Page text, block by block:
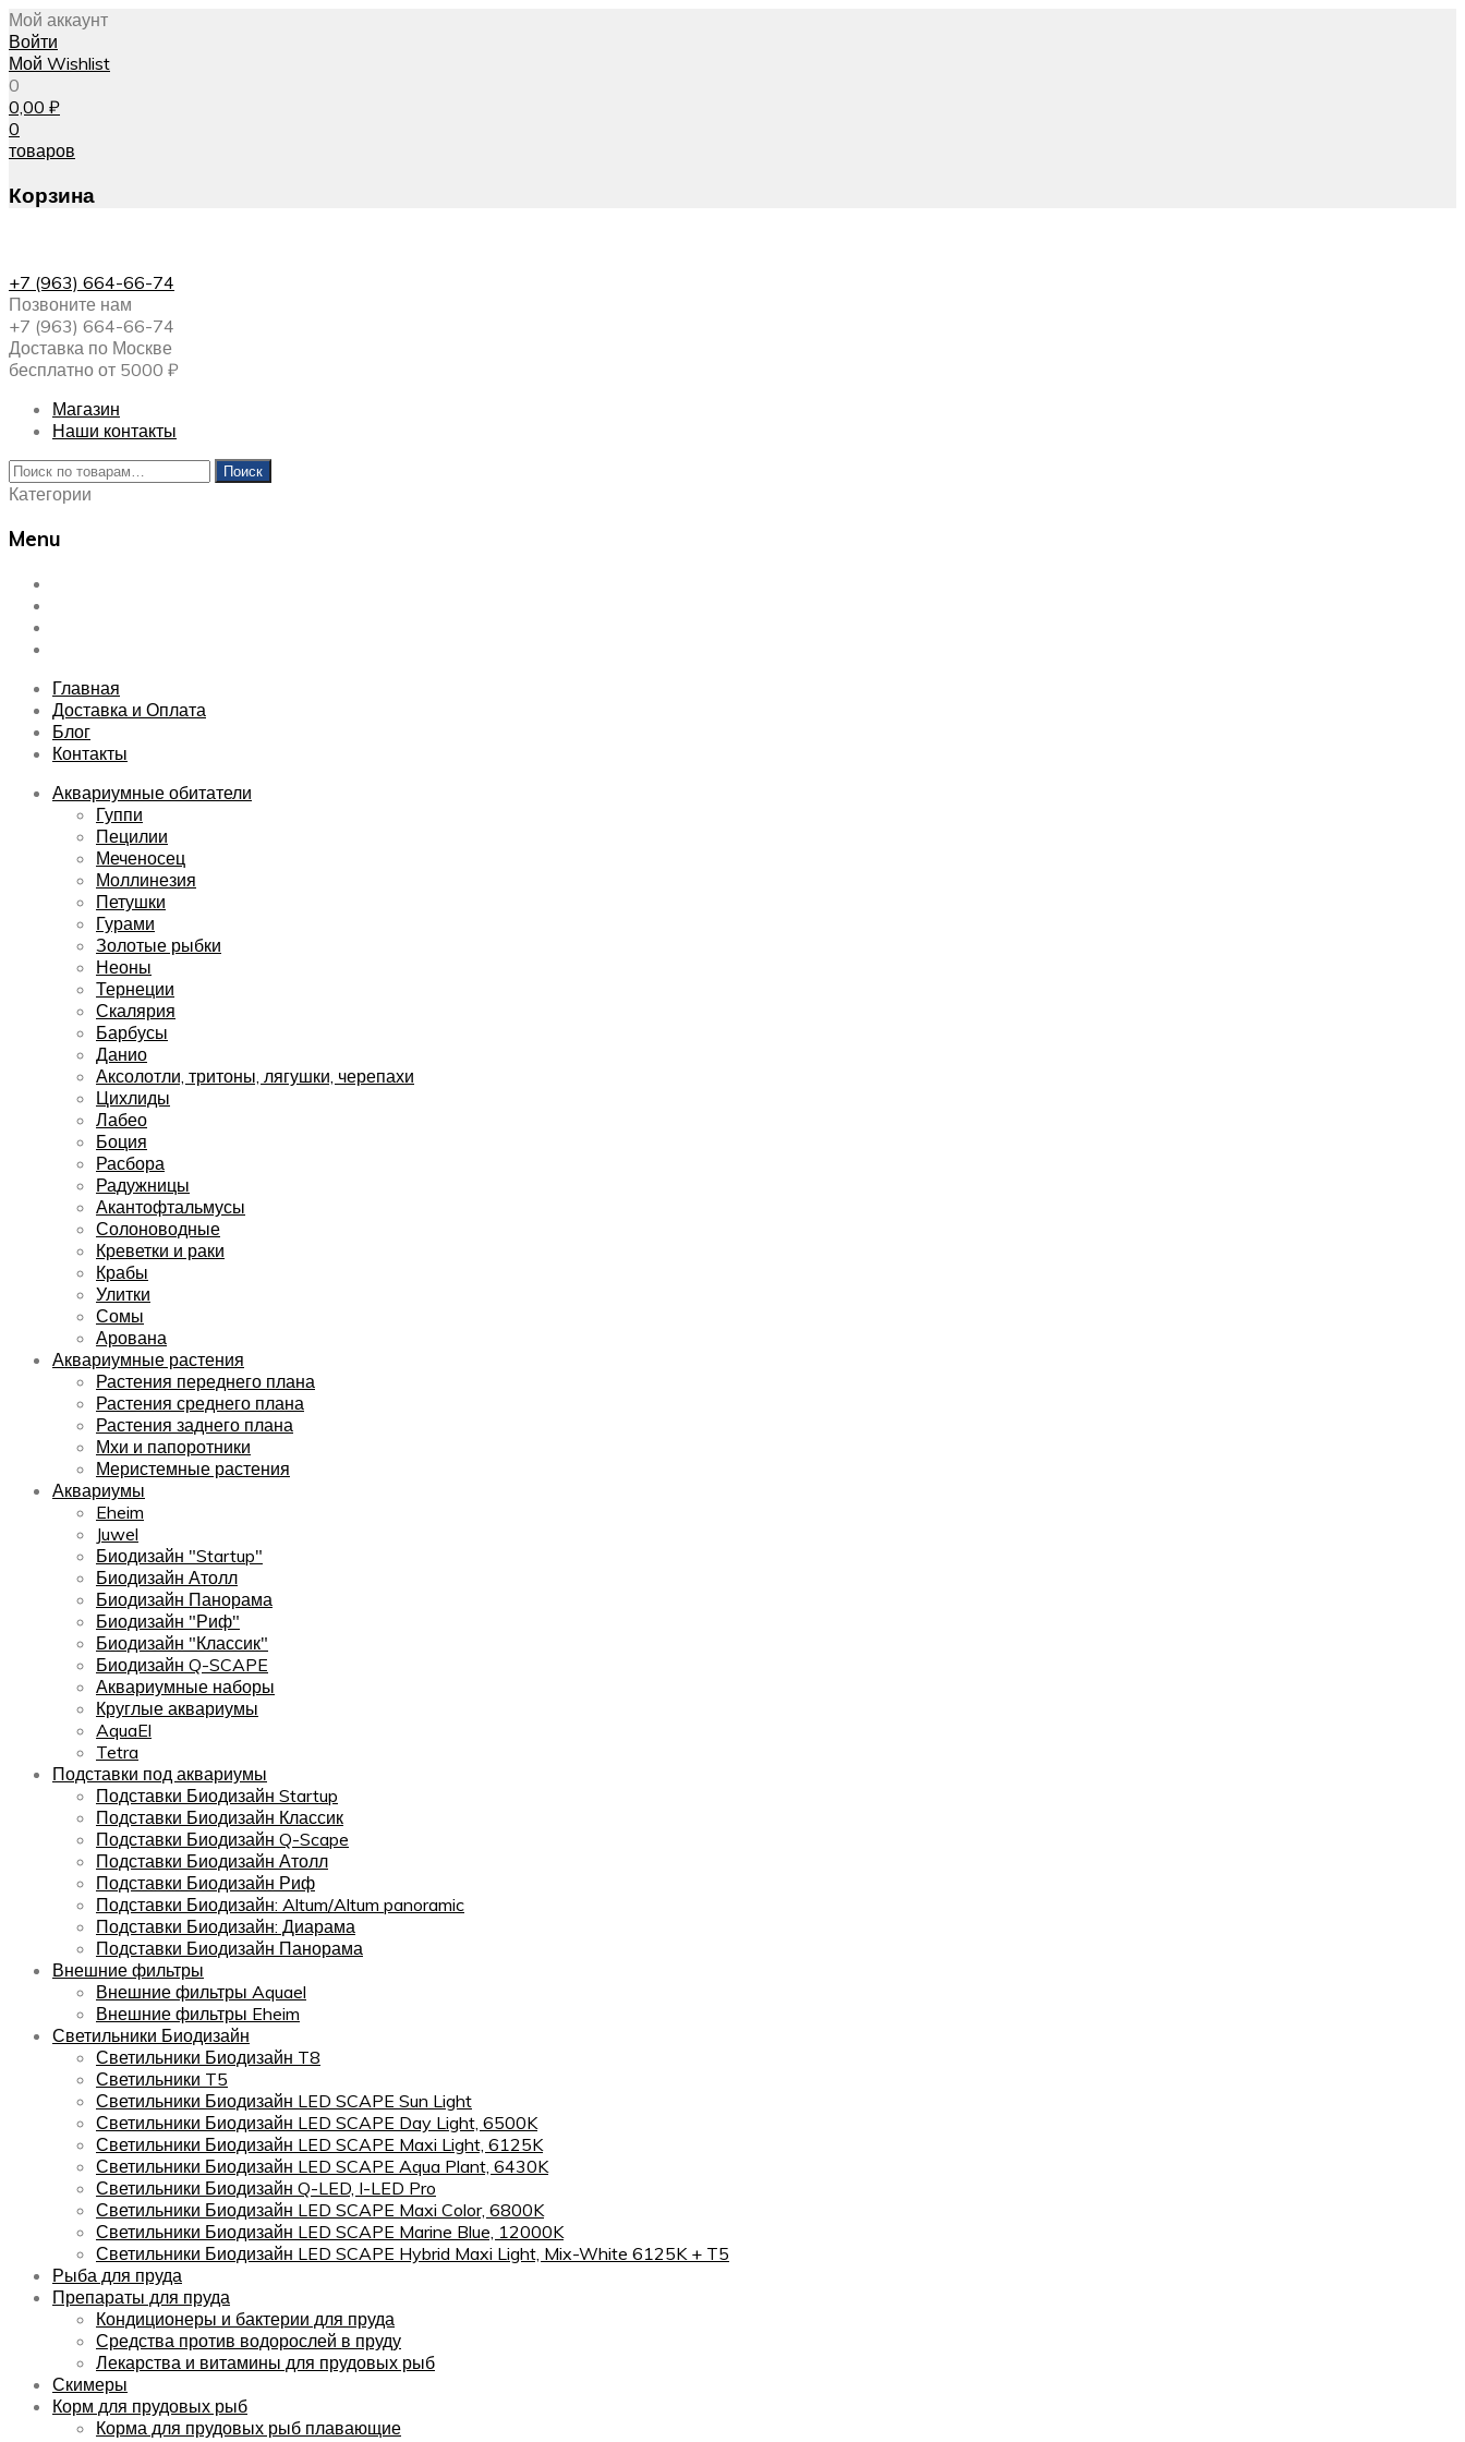
Мой аккаунт
Войти
Мой Wishlist
0
0,00 ₽
0
товаров
Корзина
+7 (963) 664-66-74
Позвоните нам
+7 (963) 664-66-74
Доставка по Москве
бесплатно от 5000 ₽
Магазин
Наши контакты
Искать:
Поиск
Категории
Menu
Skip
content
Главная
Доставка и Оплата
Блог
Контакты
Аквариумные обитатели
Гуппи
Пецилии
Меченосец
Моллинезия
Петушки
Гурами
Золотые рыбки
Неоны
Тернеции
Скалярия
Барбусы
Данио
Аксолотли, тритоны, лягушки, черепахи
Цихлиды
Лабео
Боция
Расбора
Радужницы
Акантофтальмусы
Солоноводные
Креветки и раки
Крабы
Улитки
Сомы
Арована
Аквариумные растения
Растения переднего плана
Растения среднего плана
Растения заднего плана
Мхи и папоротники
Меристемные растения
Аквариумы
Eheim
Juwel
Биодизайн "Startup"
Биодизайн Атолл
Биодизайн Панорама
Биодизайн "Риф"
Биодизайн "Классик"
Биодизайн Q-SCAPE
Аквариумные наборы
Круглые аквариумы
AquaEl
Tetra
Подставки под аквариумы
Подставки Биодизайн Startup
Подставки Биодизайн Классик
Подставки Биодизайн Q-Scape
Подставки Биодизайн Атолл
Подставки Биодизайн Риф
Подставки Биодизайн: Altum/Altum panoramic
Подставки Биодизайн: Диарама
Подставки Биодизайн Панорама
Внешние фильтры
Внешние фильтры Aquael
Внешние фильтры Eheim
Светильники Биодизайн
Светильники Биодизайн T8
Светильники T5
Светильники Биодизайн LED SCAPE Sun Light
Светильники Биодизайн LED SCAPE Day Light, 6500K
Светильники Биодизайн LED SCAPE Maxi Light, 6125K
Светильники Биодизайн LED SCAPE Aqua Plant, 6430K
Светильники Биодизайн Q-LED, I-LED Pro
Светильники Биодизайн LED SCAPE Maxi Color, 6800K
Светильники Биодизайн LED SCAPE Marine Blue, 12000K
Светильники Биодизайн LED SCAPE Hybrid Maxi Light, Mix-White 6125K + T5
Рыба для пруда
Препараты для пруда
Кондиционеры и бактерии для пруда
Средства против водорослей в пруду
Лекарства и витамины для прудовых рыб
Скимеры
Корм для прудовых рыб
Корма для прудовых рыб плавающие